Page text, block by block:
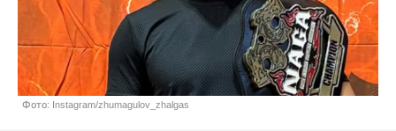
Фото: Instagram/zhumagulov_zhalgas